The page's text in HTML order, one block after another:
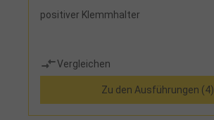
positiver Klemmhalter
Vergleichen
Zu den Ausführungen (4)